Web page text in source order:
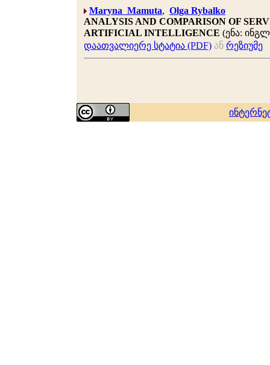
Maryna Mamuta, Olga Rybalko
ANALYSIS AND COMPARISON OF
ARTIFICIAL INTELLIGENCE (ენა:
დაათვალიერე სტატია (PDF) ან რეზიუმე